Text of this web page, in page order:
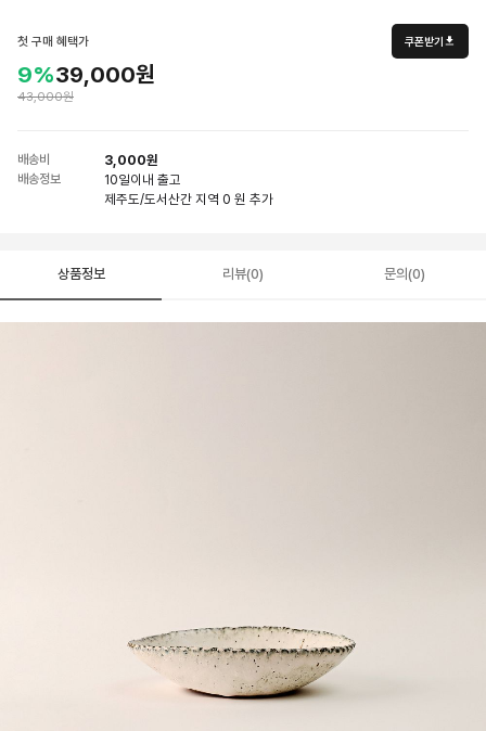
첫 구매 혜택가 쿠폰받기
9%39,000원
43,000원
배송비 3,000원
배송정보 10일이내 출고
제주도/도서산간 지역 0 원 추가
상품정보 리뷰(0) 문의(0)